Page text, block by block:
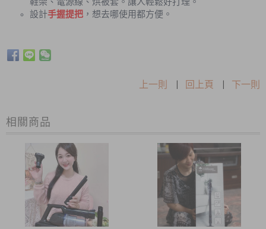
設計手握提把 ，想去哪使用都方便。
上一則 | 回上頁 | 下一則
相關商品